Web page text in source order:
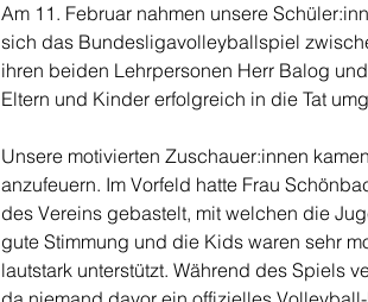
Am 11. Februar nahmen unsere
sich das Bundesligavolleyballspiel
ihren beiden Lehrpersonen Herr Balog
Eltern und Kinder erfolgreich in die Tat
Unsere motivierten Zuschauer:innen
anzufeuern. Im Vorfeld hatte Frau
des Vereins gebastelt, mit welchen die
gute Stimmung und die Kids waren sehr
lautstark unterstützt. Während des Spiels